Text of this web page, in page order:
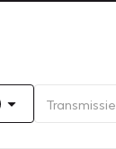
Transmissie